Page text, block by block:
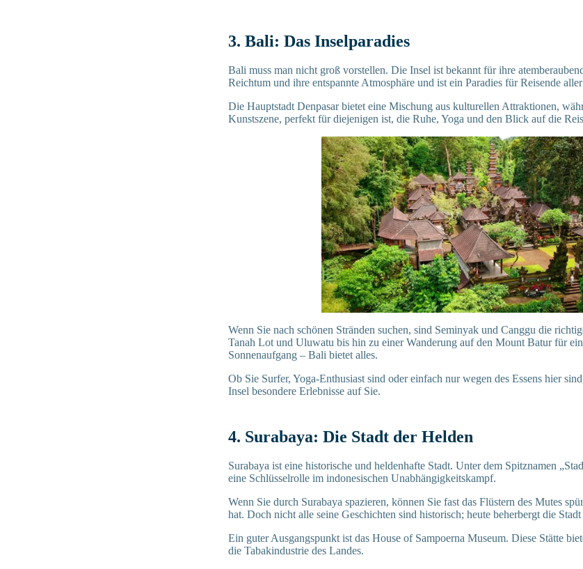
3. Bali: Das Inselparadies
Bali muss man nicht groß vorstellen. Die Insel ist bekannt für ihre
Reichtum und ihre entspannte Atmosphäre und ist ein Paradies für Reisende
Die Hauptstadt Denpasar bietet eine Mischung aus kulturellen Attraktionen,
Kunstszene, perfekt für diejenigen ist, die Ruhe, Yoga und den Blick auf die
Wenn Sie nach schönen Stränden suchen, sind Seminyak und Canggu die
Tanah Lot und Uluwatu bis hin zu einer Wanderung auf den Mount Batur für
Sonnenaufgang – Bali bietet alles.
Ob Sie Surfer, Yoga-Enthusiast sind oder einfach nur wegen des Essens hier
Insel besondere Erlebnisse auf Sie.
4. Surabaya: Die Stadt der Helden
Surabaya ist eine historische und heldenhafte Stadt. Unter dem Spitznamen
eine Schlüsselrolle im indonesischen Unabhängigkeitskampf.
Wenn Sie durch Surabaya spazieren, können Sie fast das Flüstern des Mutes
hat. Doch nicht alle seine Geschichten sind historisch; heute beherbergt die
Ein guter Ausgangspunkt ist das House of Sampoerna Museum. Diese Stätte
die Tabakindustrie des Landes.